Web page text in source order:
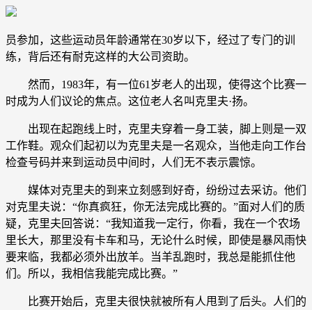
员参加，这些运动员年龄通常在30岁以下，经过了专门的训
练，背后还有耐克这样的大公司资助。
然而，1983年，有一位61岁老人的出现，使得这个比赛一
时成为人们议论的焦点。这位老人名叫克里夫·扬。
出现在起跑线上时，克里夫穿着一身工装，脚上则是一双
工作鞋。观众们起初以为克里夫是一名观众，当他走向工作台
检查号码并来到运动员中间时，人们无不表示震惊。
媒体对克里夫的到来立刻感到好奇，纷纷过去采访。他们
对克里夫说：“你真疯狂，你无法完成比赛的。”面对人们的质
疑，克里夫回答说：“我知道我一定行，你看，我在一个农场
里长大，那里没有卡车和马，无论什么时候，即使是暴风雨快
要来临，我都必须外出放羊。当羊乱跑时，我总是能抓住他
们。所以，我相信我能完成比赛。”
比赛开始后，克里夫很快就被所有人甩到了后头。人们的